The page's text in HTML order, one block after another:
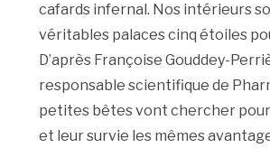
cafards infernal. Nos intérieurs
véritables palaces cinq étoiles
D’après Françoise Gouddey-
responsable scientifique de
petites bêtes vont chercher
et leur survie les mêmes